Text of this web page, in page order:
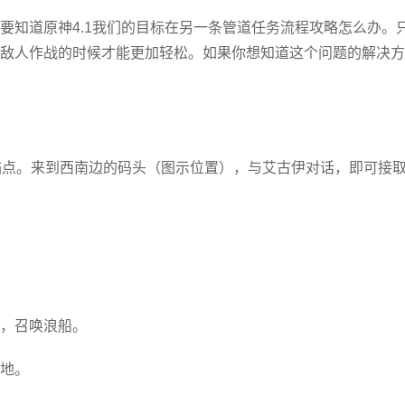
知道原神4.1我们的目标在另一条管道任务流程攻略怎么办。
人作战的时候才能更加轻松。如果你想知道这个问题的解决方
。来到西南边的码头（图示位置），与艾古伊对话，即可接
召唤浪船。
。